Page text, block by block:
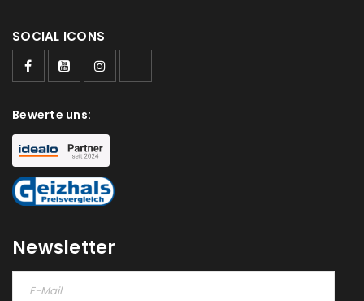
SOCIAL ICONS
Bewerte uns:
Newsletter